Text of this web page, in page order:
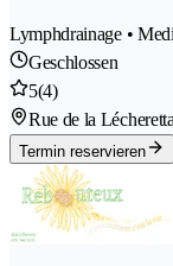
Lymphdrainage •
Geschlossen
5(4)
Rue de la
Termin reservieren